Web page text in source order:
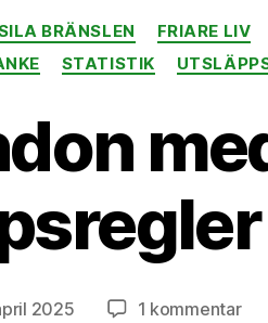
Kategorier
BRÄNSLEN FRIARE LIV
STATISTIK
2025 1 kommentartill